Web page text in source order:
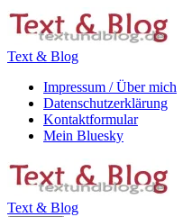
Zum
Inhalt
Text & Blog
Impressum / Über mich
Datenschutzerklärung
Kontaktformular
Mein Bluesky
Text & Blog